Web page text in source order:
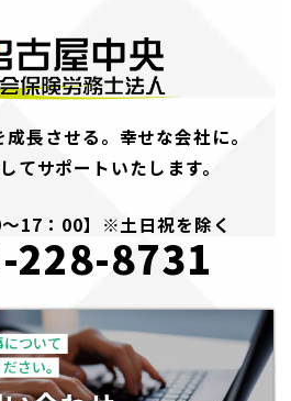
長させる。幸せな会社に。
てサポートいたします。
17：00】※土日祝を除く
228-8731